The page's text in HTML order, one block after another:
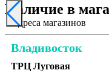
Наличие в
Адреса магазинов
Владивосток
ТРЦ Луговая